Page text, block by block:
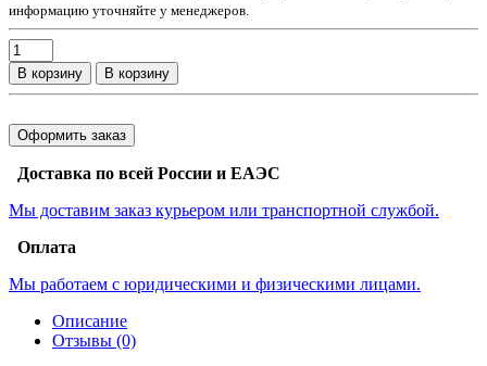
информацию уточняйте у менеджеров.
В корзину В корзину
Оформить заказ
Доставка по всей России и ЕАЭС
Мы доставим заказ курьером или транспортной службой.
Оплата
Мы работаем с юридическими и физическими лицами.
Описание
Отзывы (0)